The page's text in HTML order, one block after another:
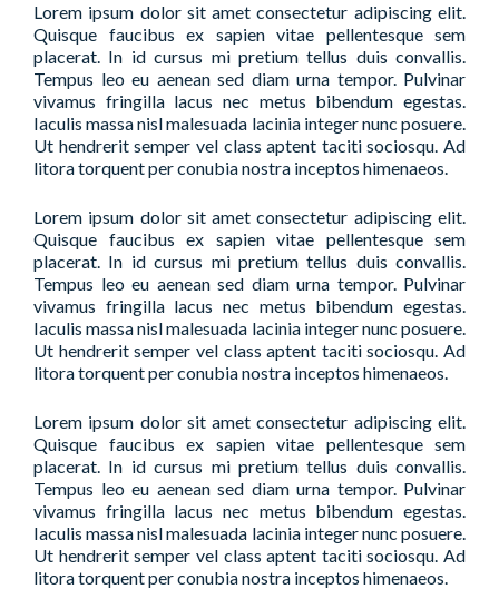
Lorem ipsum dolor sit amet consectetur adipiscing elit.
Quisque faucibus ex sapien vitae pellentesque sem
placerat. In id cursus mi pretium tellus duis convallis.
Tempus leo eu aenean sed diam urna tempor. Pulvinar
vivamus fringilla lacus nec metus bibendum egestas.
Iaculis massa nisl malesuada lacinia integer nunc posuere.
Ut hendrerit semper vel class aptent taciti sociosqu. Ad
litora torquent per conubia nostra inceptos himenaeos.
Lorem ipsum dolor sit amet consectetur adipiscing elit.
Quisque faucibus ex sapien vitae pellentesque sem
placerat. In id cursus mi pretium tellus duis convallis.
Tempus leo eu aenean sed diam urna tempor. Pulvinar
vivamus fringilla lacus nec metus bibendum egestas.
Iaculis massa nisl malesuada lacinia integer nunc posuere.
Ut hendrerit semper vel class aptent taciti sociosqu. Ad
litora torquent per conubia nostra inceptos himenaeos.
Lorem ipsum dolor sit amet consectetur adipiscing elit.
Quisque faucibus ex sapien vitae pellentesque sem
placerat. In id cursus mi pretium tellus duis convallis.
Tempus leo eu aenean sed diam urna tempor. Pulvinar
vivamus fringilla lacus nec metus bibendum egestas.
Iaculis massa nisl malesuada lacinia integer nunc posuere.
Ut hendrerit semper vel class aptent taciti sociosqu. Ad
litora torquent per conubia nostra inceptos himenaeos.